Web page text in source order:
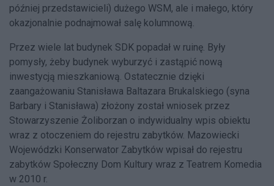
później przedstawicieli) dużego WSM, ale i małego, który
okazjonalnie podnajmował salę kolumnową.
Przez wiele lat budynek SDK popadał w ruinę. Były
pomysły, żeby budynek wyburzyć i zastąpić nową
inwestycją mieszkaniową. Ostatecznie dzięki
zaangażowaniu Stanisława Baltazara Brukalskiego (syna
Barbary i Stanisława) złożony został wniosek przez
Stowarzyszenie Żoliborzan o indywidualny wpis obiektu
wraz z otoczeniem do rejestru zabytków. Mazowiecki
Wojewódzki Konserwator Zabytków wpisał do rejestru
zabytków Społeczny Dom Kultury wraz z Teatrem Komedia
w 2010 r.